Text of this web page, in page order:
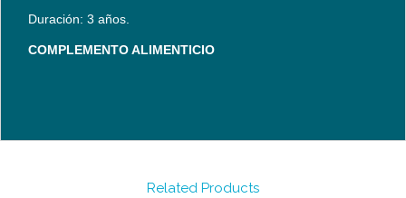
Duración: 3 años.
COMPLEMENTO ALIMENTICIO
Related Products